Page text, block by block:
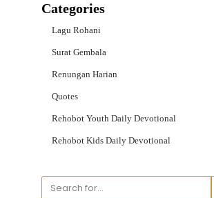
Categories
Lagu Rohani
Surat Gembala
Renungan Harian
Quotes
Rehobot Youth Daily Devotional
Rehobot Kids Daily Devotional